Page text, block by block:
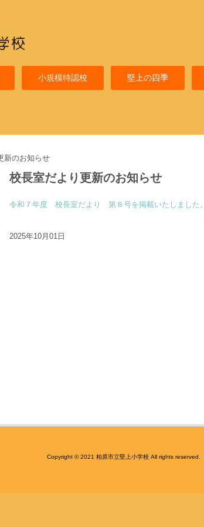
小規模特認校 堅上の四季
新のお知らせ
校長室だより更新のお知らせ
令和７年度 校長室だより 第８号を掲載いたしました。
2025年10月01日
Copyright © 2021 柏原市立堅上小学校 All rights reserved.